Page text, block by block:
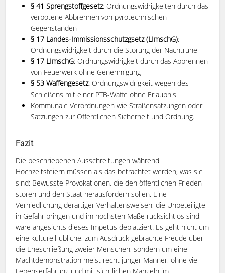
§ 41 Sprengstoffgesetz: Ordnungswidrigkeiten durch das
verbotene Abbrennen von pyrotechnischen
Gegenständen
§ 17 Landes-Immissionsschutzgsetz (LImschG):
Ordnungswidrigkeit durch die Störung der Nachtruhe
§ 17 LImschG: Ordnungswidrigkeit durch das Abbrennen
von Feuerwerk ohne Genehmigung
§ 53 Waffengesetz: Ordnungswidrigkeit wegen des
Schießens mit einer PTB-Waffe ohne Erlaubnis
Kommunale Verordnungen wie Straßensatzungen oder
Satzungen zur Öffentlichen Sicherheit und Ordnung.
Fazit
Die beschriebenen Ausschreitungen während
Hochzeitsfeiern müssen als das betrachtet werden, was sie
sind: Bewusste Provokationen, die den öffentlichen Frieden
stören und den Staat herausfordern sollen. Eine
Verniedlichung derartiger Verhaltensweisen, die Unbeteiligte
in Gefahr bringen und im höchsten Maße rücksichtlos sind,
wäre angesichts dieses Impetus deplatziert. Es geht nicht um
eine kulturell-übliche, zum Ausdruck gebrachte Freude über
die Eheschließung zweier Menschen, sondern um eine
Machtdemonstration meist recht junger Männer, ohne viel